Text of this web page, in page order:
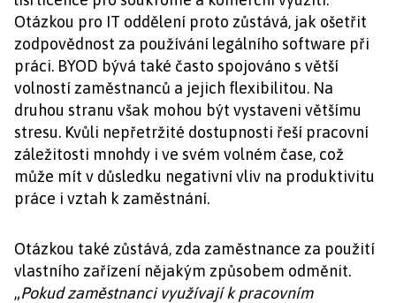
Otázkou pro IT oddělení proto zůstává, jak ošetřit
zodpovědnost za používání legálního software při
práci. BYOD bývá také často spojováno s větší
volností zaměstnanců a jejich flexibilitou. Na
druhou stranu však mohou být vystaveni většímu
stresu. Kvůli nepřetržité dostupnosti řeší pracovní
záležitosti mnohdy i ve svém volném čase, což
může mít v důsledku negativní vliv na produktivitu
práce i vztah k zaměstnání.
Otázkou také zůstává, zda zaměstnance za použití
vlastního zařízení nějakým způsobem odměnit.
„Pokud zaměstnanci využívají k pracovním